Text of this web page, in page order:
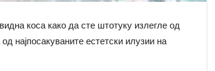
коса како да сте штотуку излегле од
најпосакуваните естетски илузии на